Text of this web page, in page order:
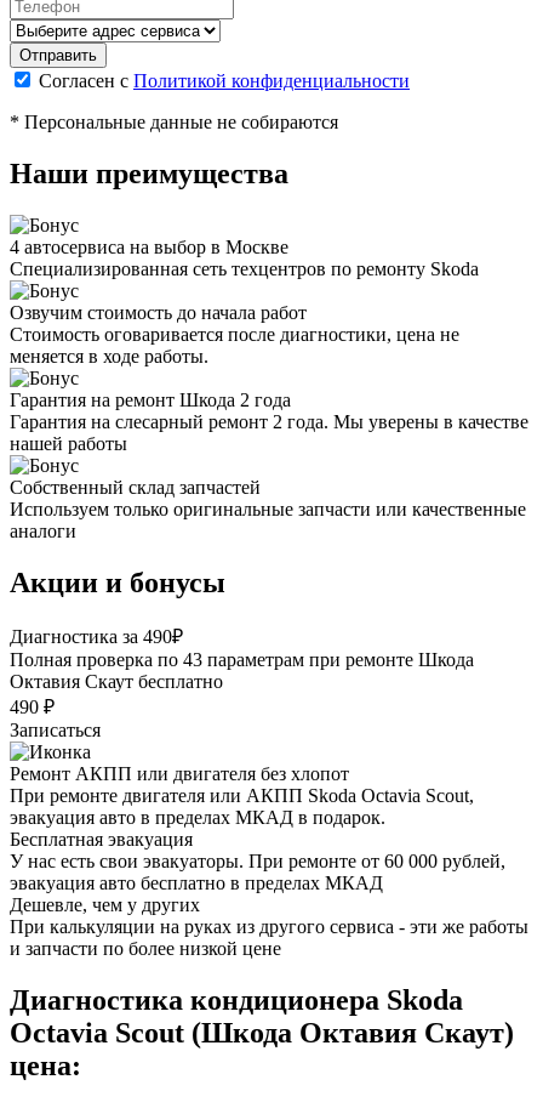
Согласен с Политикой конфиденциальности
* Персональные данные не собираются
Наши преимущества
4 автосервиса на выбор в Москве
Специализированная сеть техцентров по ремонту Skoda
Озвучим стоимость до начала работ
Стоимость оговаривается после диагностики, цена не
меняется в ходе работы.
Гарантия на ремонт Шкода 2 года
Гарантия на слесарный ремонт 2 года. Мы уверены в качестве
нашей работы
Собственный склад запчастей
Используем только оригинальные запчасти или качественные
аналоги
Акции и бонусы
Диагностика за 490₽
Полная проверка по 43 параметрам при ремонте Шкода
Октавия Скаут бесплатно
490 ₽
Записаться
Ремонт АКПП или двигателя без хлопот
При ремонте двигателя или АКПП Skoda Octavia Scout,
эвакуация авто в пределах МКАД в подарок.
Бесплатная эвакуация
У нас есть свои эвакуаторы. При ремонте от 60 000 рублей,
эвакуация авто бесплатно в пределах МКАД
Дешевле, чем у других
При калькуляции на руках из другого сервиса - эти же работы
и запчасти по более низкой цене
Диагностика кондиционера Skoda
Octavia Scout (Шкода Октавия Скаут)
цена: